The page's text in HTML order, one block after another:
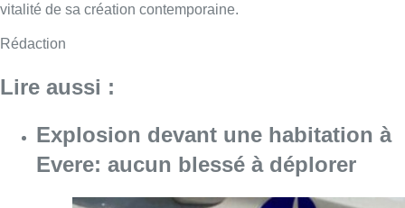
vitalité de sa création contemporaine.
Rédaction
Lire aussi :
Explosion devant une habitation à
Evere: aucun blessé à déplorer